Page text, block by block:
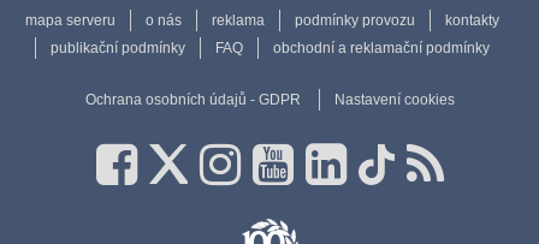
mapa serveru o nás reklama podmínky provozu
kontakty
publikační podmínky
FAQ obchodní a reklamační podmínky
Ochrana osobních údajů - GDPR Nastavení cookies